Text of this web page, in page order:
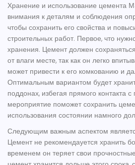
Хранение и использование цемента
внимания к деталям и соблюдения
чтобы сохранить его свойства и
строительных работ. Первое, что
хранения. Цемент должен
от влаги месте, так как он легко
может привести к его комкованию и
Оптимальным вариантом будет
поддонах, избегая прямого контакта
мероприятие поможет сохранить
использования состоянии намного
Следующим важным аспектом
Цемент не рекомендауется хранить
временем он теряет свои